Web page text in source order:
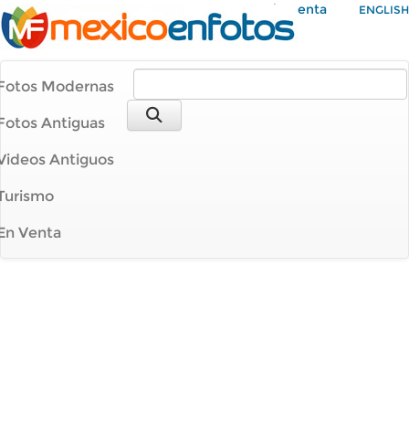
Mi Cuenta ENGLISH
Modernas
Antiguas
Antiguos
Venta